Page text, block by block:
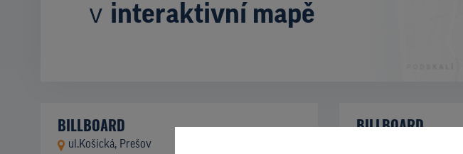
v interaktivní mapě
BILLBOARD
ul.Košická, Prešov
BILLBOARD